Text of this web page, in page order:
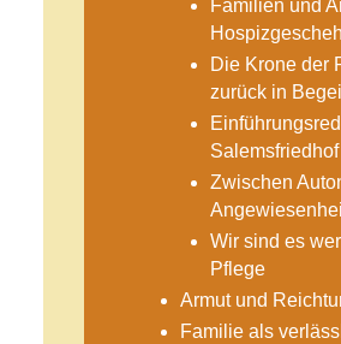
Familien und
Die Krone der
zurück in
Salemsfriedhof
Zwischen
Wir sind es
Pflege
Armut und
Familie als